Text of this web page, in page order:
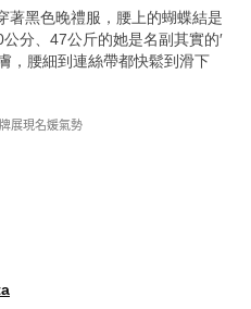
著黑色晚禮服，腰上的蝴蝶結是
分、47公斤的她是名副其實的′
，腰細到連絲帶都快鬆到滑下